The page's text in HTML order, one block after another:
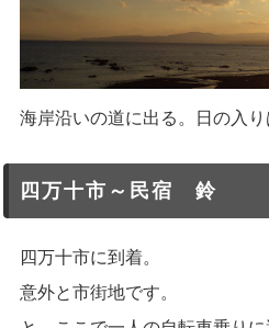
海岸沿いの道に出る。日の入り
四万十市～民宿 鈴
四万十市に到着。
意外と市街地です。